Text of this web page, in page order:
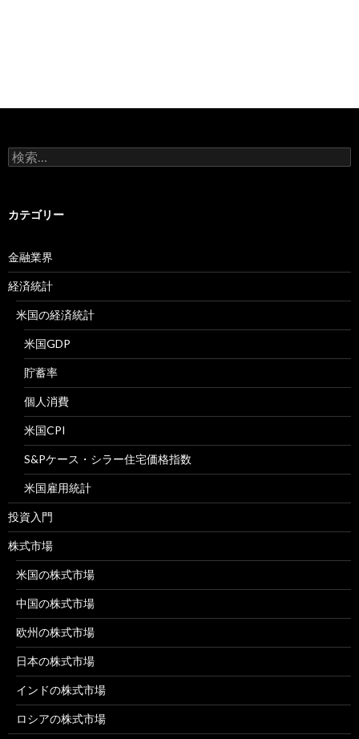
検
索:
カテゴリー
金融業界
経済統計
米国の経済統計
米国GDP
貯蓄率
個人消費
米国CPI
S&Pケース・シラー住宅価格指数
米国雇用統計
投資入門
株式市場
米国の株式市場
中国の株式市場
欧州の株式市場
日本の株式市場
インドの株式市場
ロシアの株式市場